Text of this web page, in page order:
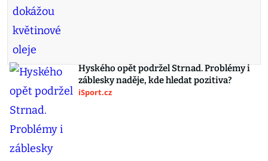
Hyského opět podržel Strnad. Problémy i
záblesky naděje, kde hledat pozitiva?
iSport.cz